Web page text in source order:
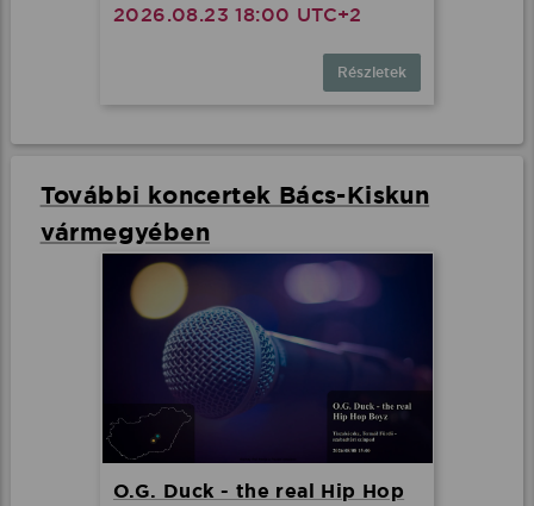
2026.08.23 18:00 UTC+2
Részletek
További koncertek Bács-Kiskun
vármegyében
O.G. Duck - the real Hip Hop